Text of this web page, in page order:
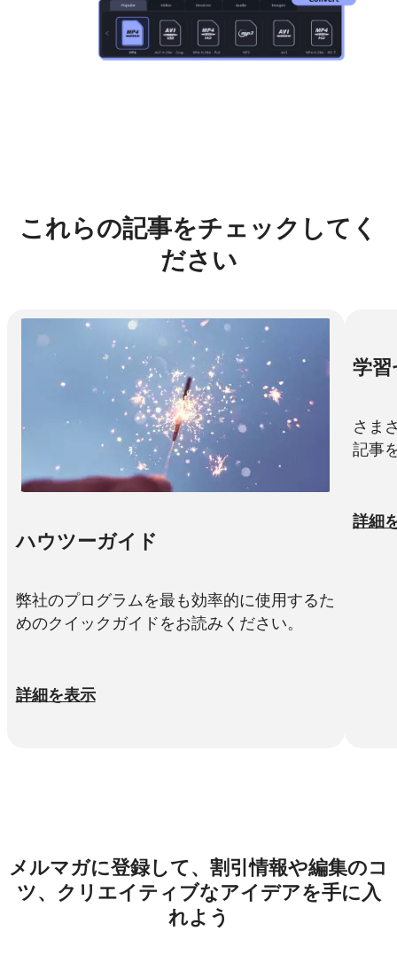
これらの記事をチェックしてく
ださい
ハウツーガイド
弊社のプログラムを最も効率的に使用するた
めのクイックガイドをお読みください。
詳細を表示
学
さま
記事
詳細
メルマガに登録して、割引情報や編集のコ
ツ、クリエイティブなアイデアを手に入
れよう